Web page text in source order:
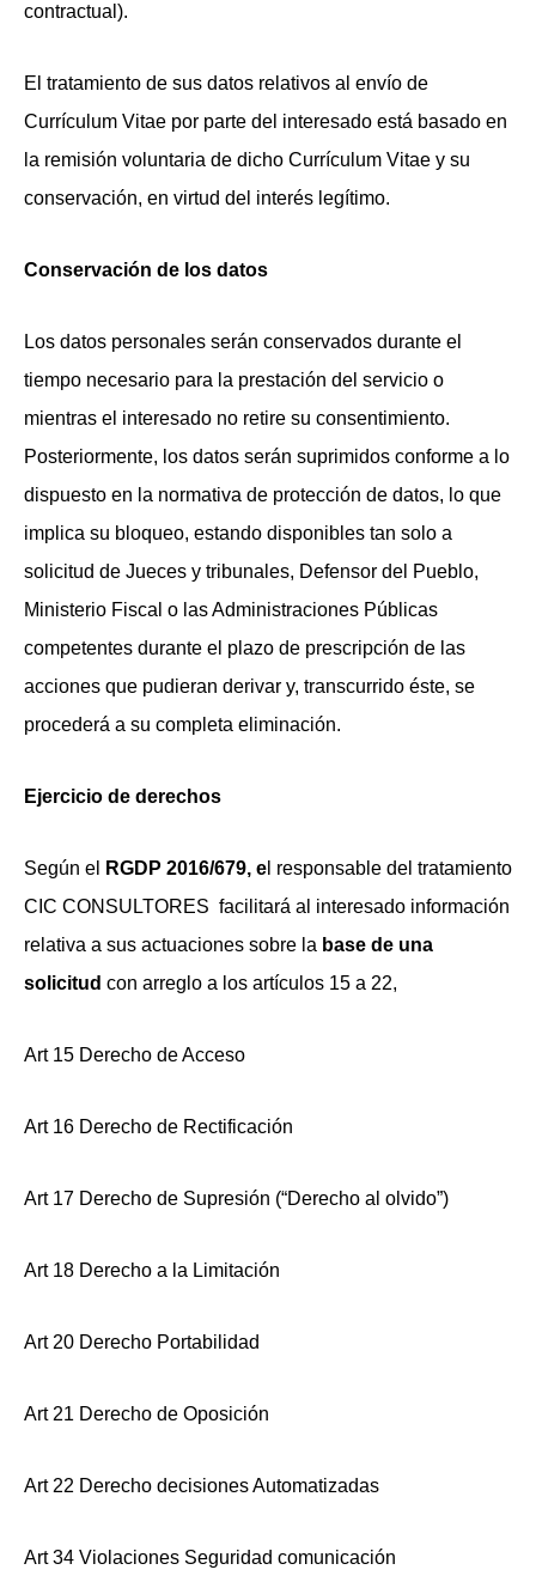
contractual).
El tratamiento de sus datos relativos al envío de
Currículum Vitae por parte del interesado está basado en
la remisión voluntaria de dicho Currículum Vitae y su
conservación, en virtud del interés legítimo.
Conservación de los datos
Los datos personales serán conservados durante el
tiempo necesario para la prestación del servicio o
mientras el interesado no retire su consentimiento.
Posteriormente, los datos serán suprimidos conforme a lo
dispuesto en la normativa de protección de datos, lo que
implica su bloqueo, estando disponibles tan solo a
solicitud de Jueces y tribunales, Defensor del Pueblo,
Ministerio Fiscal o las Administraciones Públicas
competentes durante el plazo de prescripción de las
acciones que pudieran derivar y, transcurrido éste, se
procederá a su completa eliminación.
Ejercicio de derechos
Según el RGDP 2016/679, e l responsable del tratamiento
CIC CONSULTORES facilitará al interesado información
relativa a sus actuaciones sobre la base de una
solicitud con arreglo a los artículos 15 a 22,
Art 15 Derecho de Acceso
Art 16 Derecho de Rectificación
Art 17 Derecho de Supresión (“Derecho al olvido”)
Art 18 Derecho a la Limitación
Art 20 Derecho Portabilidad
Art 21 Derecho de Oposición
Art 22 Derecho decisiones Automatizadas
Art 34 Violaciones Seguridad comunicación